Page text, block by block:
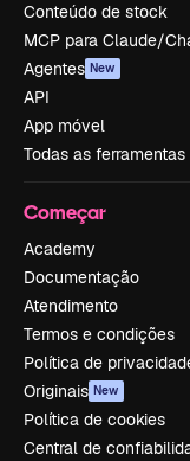
Conteúdo de stock
MCP para Claude/
Agentes New
API
App móvel
Todas as ferramentas
Começar
Academy
Documentação
Atendimento
Termos e condições
Política de
Originais New
Política de cookies
Central de